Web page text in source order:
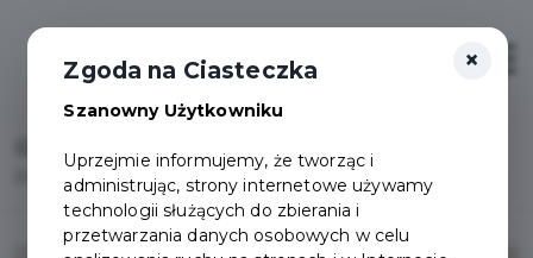
Powiatowa i Miejska Biblioteka Publiczna wciąż nieczynna
×
Zgoda na Ciasteczka
Szanowny Użytkowniku
Uprzejmie informujemy, że tworząc i
administrując, strony internetowe używamy
technologii służących do zbierania i
przetwarzania danych osobowych w celu